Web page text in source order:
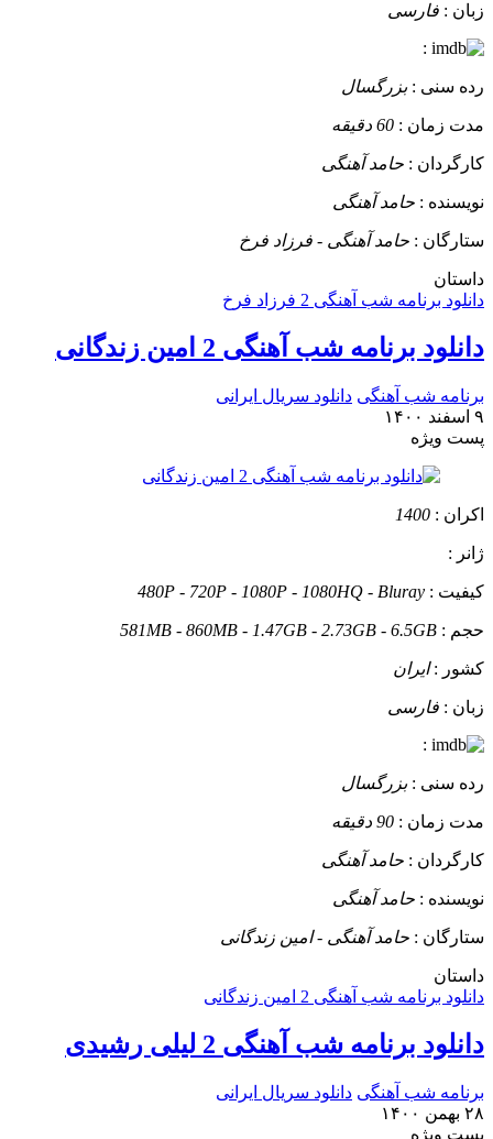
زبان : فارسی
:
رده سنی :بزرگسال
مدت زمان : 60 دقیقه
کارگردان : حامد آهنگی
نویسنده : حامد آهنگی
ستارگان : حامد آهنگی - فرزاد فرخ
داستان
دانلود برنامه شب آهنگی 2 فرزاد فرخ
دانلود برنامه شب آهنگی 2 امین زندگانی
برنامه شب آهنگی دانلود سریال ایرانی
۹ اسفند ۱۴۰۰
پست ويژه
اکران : 1400
ژانر :
کیفیت : 480P - 720P - 1080P - 1080HQ - Bluray
حجم : 581MB - 860MB - 1.47GB - 2.73GB - 6.5GB
کشور :ایران
زبان : فارسی
:
رده سنی :بزرگسال
مدت زمان : 90 دقیقه
کارگردان : حامد آهنگی
نویسنده : حامد آهنگی
ستارگان : حامد آهنگی - امین زندگانی
داستان
دانلود برنامه شب آهنگی 2 امین زندگانی
دانلود برنامه شب آهنگی 2 لیلی رشیدی
برنامه شب آهنگی دانلود سریال ایرانی
۲۸ بهمن ۱۴۰۰
پست ويژه